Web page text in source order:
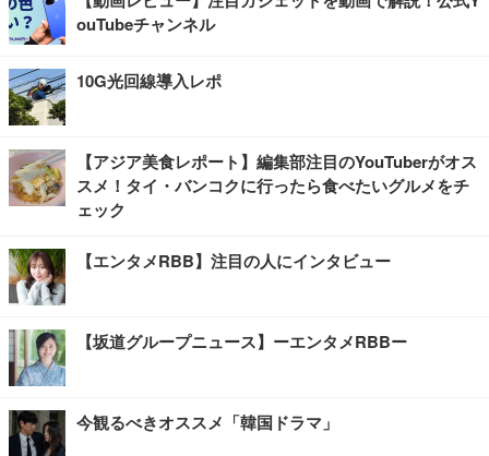
ouTubeチャンネル
10G光回線導入レポ
【アジア美食レポート】編集部注目のYouTuberがオス
スメ！タイ・バンコクに行ったら食べたいグルメをチ
ェック
【エンタメRBB】注目の人にインタビュー
【坂道グループニュース】ーエンタメRBBー
今観るべきオススメ「韓国ドラマ」